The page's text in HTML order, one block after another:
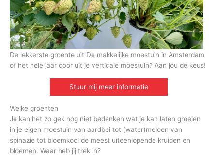
De lekkerste groente uit De makkelijke moestuin in Amsterdam
of het hele jaar door uit je verticale moestuin? Aan jou de keus!
Stuur mij meer informatie
Welke groenten
Je kan het zo gek nog niet bedenken wat je kan laten groeien
in je eigen moestuin van aardbei tot (water)meloen van
spinazie tot bloemkool de meest uiteenlopende kruiden en
bloemen. Waar heb jij trek in?